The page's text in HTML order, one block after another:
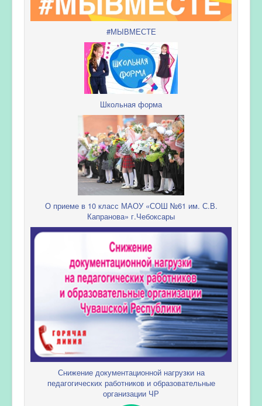
#МЫВМЕСТЕ
Школьная форма
О приеме в 10 класс МАОУ «СОШ №61 им. С.В.
Капранова» г.Чебоксары
Снижение документационной нагрузки на
педагогических работников и образовательные
организации ЧР